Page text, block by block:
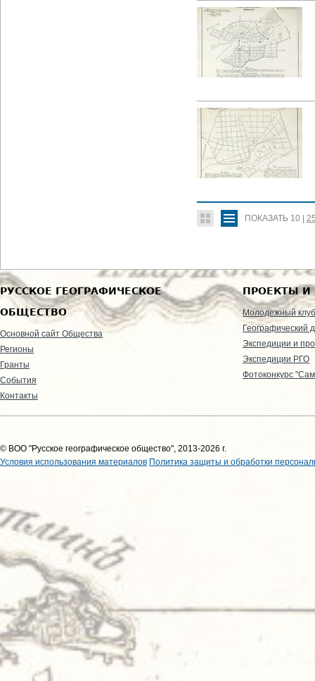
ПОКАЗАТЬ 10 |
РУССКОЕ ГЕОГРАФИЧЕСКОЕ
ОБЩЕСТВО
Основной сайт Общества
Регионы
Гранты
События
Контакты
ПРОЕКТЫ И
Молодежный клуб
Географический
Экспедиции и
Экспедиции РГО
Фотоконкурс
© ВОО "Русское географическое общество", 2013-2026 г.
Условия использования материалов Политика защиты и обработки